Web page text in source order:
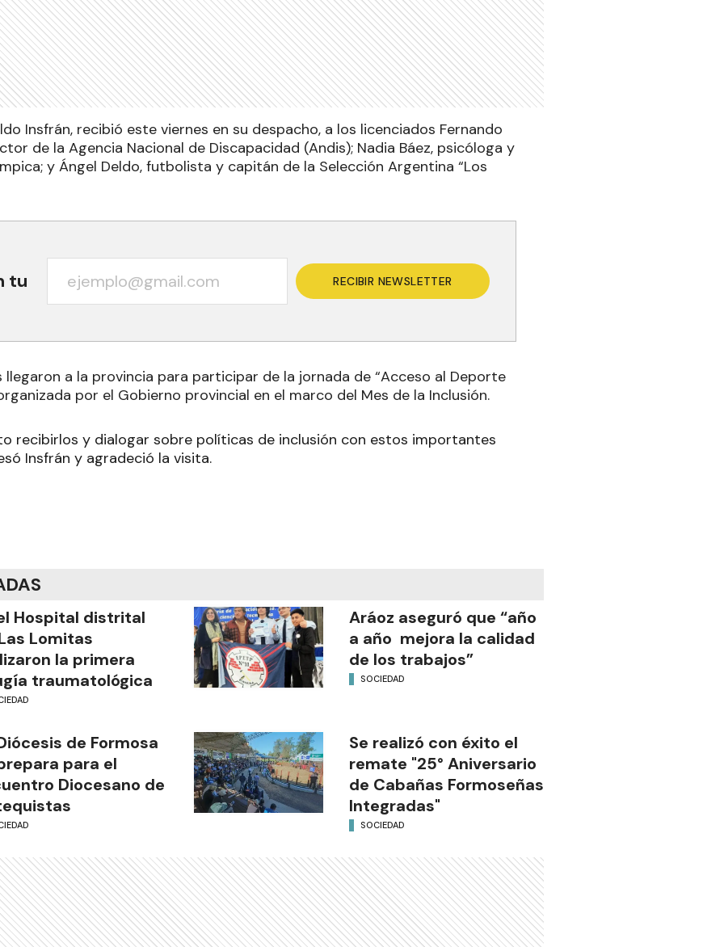
Insfrán, recibió este viernes en su despacho, a los licenciados Fernando
de la Agencia Nacional de Discapacidad (Andis); Nadia Báez, psicóloga y
y Ángel Deldo, futbolista y capitán de la Selección Argentina “Los
tu RECIBIR NEWSLETTER
llegaron a la provincia para participar de la jornada de “Acceso al Deporte
por el Gobierno provincial en el marco del Mes de la Inclusión.
recibirlos y dialogar sobre políticas de inclusión con estos importantes
Insfrán y agradeció la visita.
Hospital distrital
Lomitas
la primera
traumatológica
Aráoz aseguró que “año
a año mejora la calidad
de los trabajos”
SOCIEDAD
de Formosa
para el
Diocesano de
Se realizó con éxito el
remate "25° Aniversario
de Cabañas Formoseñas
Integradas"
SOCIEDAD